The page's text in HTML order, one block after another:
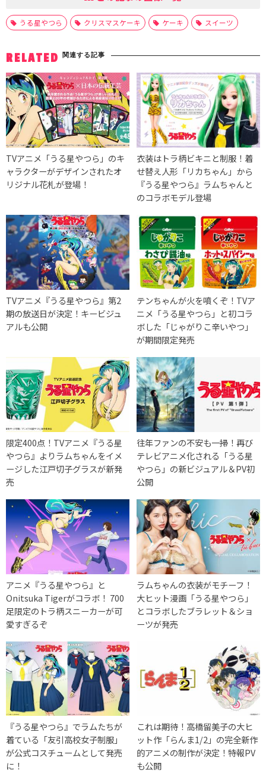
うる星やつら クリスマスケーキ ケーキ スイーツ
RELATED 関連する記事
TVアニメ「うる星やつら」のキ
ャラクターがデザインされたオ
リジナル花札が登場！
衣装はトラ柄ビキニと制服！着
せ替え人形「リカちゃん」から
『うる星やつら』ラムちゃんと
のコラボモデル登場
TVアニメ『うる星やつら』第2
期の放送日が決定！キービジュ
アルも公開
テンちゃんが火を噴くぞ！TVア
ニメ「うる星やつら」と初コラ
ボした「じゃがりこ辛いやつ」
が期間限定発売
限定400点！TVアニメ『うる星
やつら』よりラムちゃんをイメ
ージした江戸切子グラスが新発
売
往年ファンの不安も一掃！再び
テレビアニメ化される「うる星
やつら」の新ビジュアル＆PV初
公開
アニメ『うる星やつら』と
Onitsuka Tigerがコラボ！ 700
足限定のトラ柄スニーカーが可
愛すぎるぞ
ラムちゃんの衣装がモチーフ！
大ヒット漫画「うる星やつら」
とコラボしたブラレット＆ショ
ーツが発売
『うる星やつら』でラムたちが
着ている「友引高校女子制服」
が公式コスチュームとして発売
に！
これは期待！高橋留美子の大ヒ
ット作「らんま1/2」の完全新作
的アニメの制作が決定！特報PV
も公開